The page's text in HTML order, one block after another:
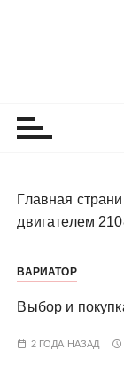
Главная
двигателем
ВАРИАТОР
Выбор и
2 ГОДА НАЗАД